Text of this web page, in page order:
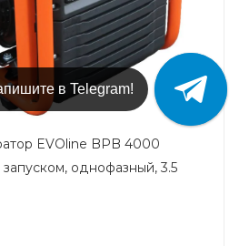
EVOline BPB 4000
однофазный, 3.5
в Telegram!